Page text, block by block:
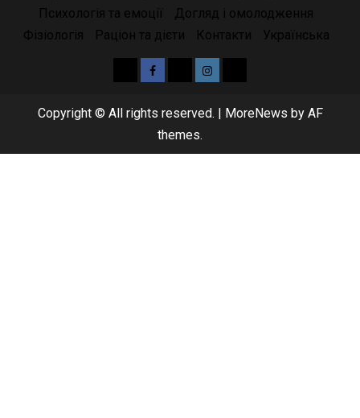
Психологія та емоції
Догляд і омолодження
Фізіологія
Раціон та дієти Контакти Українська
Facebook
TwitterInstagram
Copyright © All rights reserved. | MoreNews by AF
themes.